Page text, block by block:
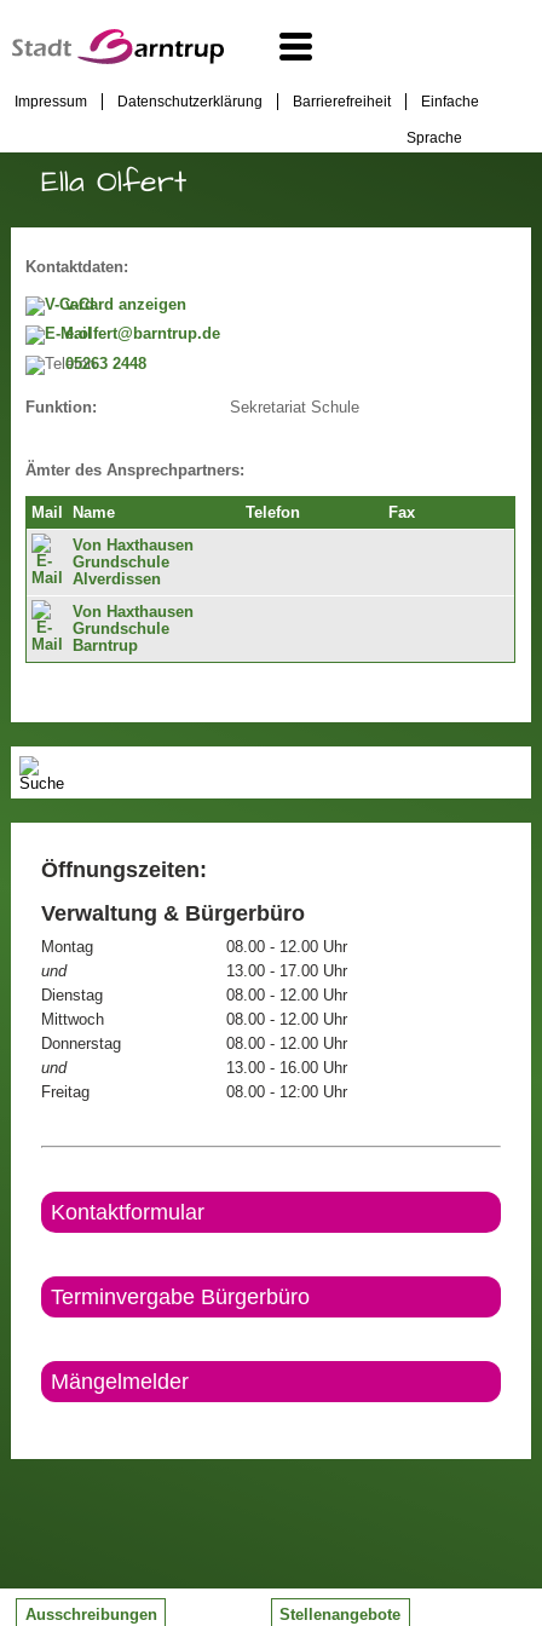
Impressum Datenschutzerklärung Barrierefreiheit Einfache
Sprache
Ella Olfert
Kontaktdaten:
v-Card anzeigen
e.olfert@barntrup.de
05263 2448
Funktion: Sekretariat Schule
Ämter des Ansprechpartners:
Mail Name Telefon
Fax
Von Haxthausen
Grundschule
Alverdissen
Von Haxthausen
Grundschule
Barntrup
Öffnungszeiten:
Verwaltung & Bürgerbüro
Montag
08.00 - 12.00 Uhr
und
13.00 - 17.00 Uhr
Dienstag
08.00 - 12.00 Uhr
Mittwoch
08.00 - 12.00 Uhr
Donnerstag
08.00 - 12.00 Uhr
und
13.00 - 16.00 Uhr
Freitag
08.00 - 12:00 Uhr
Kontaktformular
Terminvergabe Bürgerbüro
Mängelmelder
Ausschreibungen Stellenangebote